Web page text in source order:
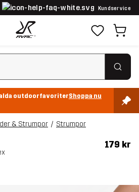
Kundservice
outdoorfavoriterShoppa nu
& Strumpor Strumpor
179 kr